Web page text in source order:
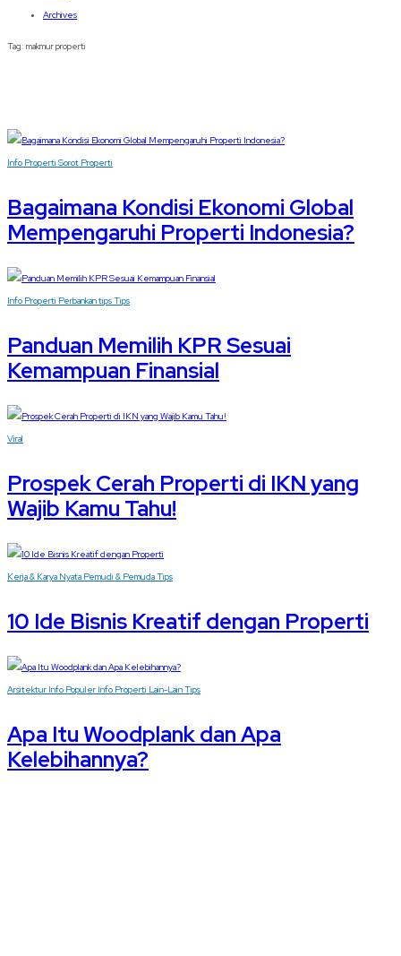
Archives
Tag: makmur properti
Info Properti Sorot Properti
Bagaimana Kondisi Ekonomi Global
Mempengaruhi Properti Indonesia?
Info Properti PerbankantipsTips
Panduan Memilih KPR Sesuai
Kemampuan Finansial
Viral
Prospek Cerah Properti di IKN yang
Wajib Kamu Tahu!
Kerja & Karya Nyata Pemudi & PemudaTips
10 Ide Bisnis Kreatif dengan Properti
Arsitektur Info Populer Info Properti Lain-LainTips
Apa Itu Woodplank dan Apa
Kelebihannya?